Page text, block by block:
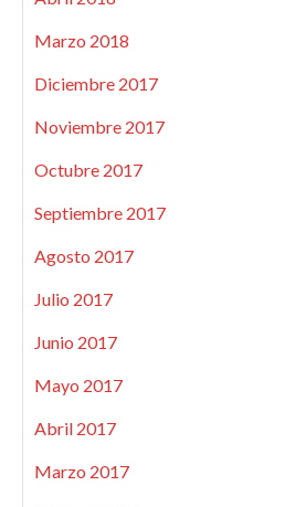
Marzo 2018
Diciembre 2017
Noviembre 2017
Octubre 2017
Septiembre 2017
Agosto 2017
Julio 2017
Junio 2017
Mayo 2017
Abril 2017
Marzo 2017